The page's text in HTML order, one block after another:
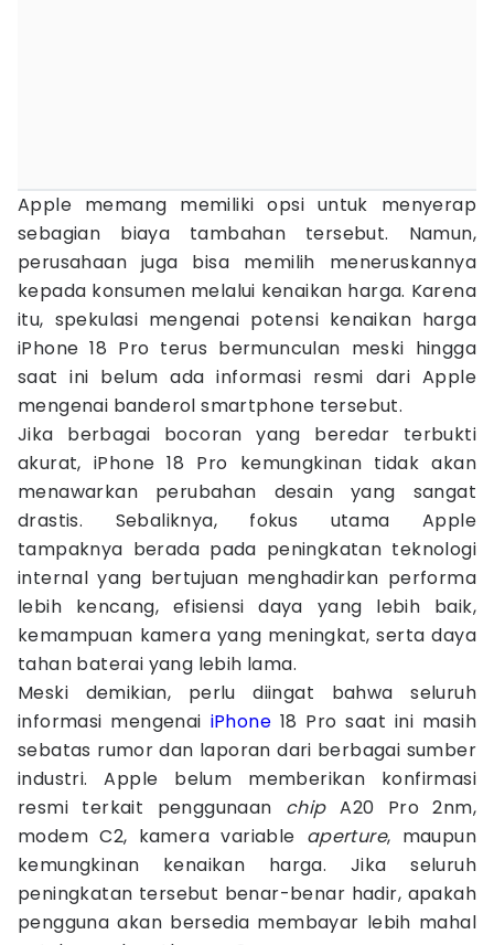
Apple memang memiliki opsi untuk menyerap
sebagian biaya tambahan tersebut. Namun,
perusahaan juga bisa memilih meneruskannya
kepada konsumen melalui kenaikan harga. Karena
itu, spekulasi mengenai potensi kenaikan harga
iPhone 18 Pro terus bermunculan meski hingga
saat ini belum ada informasi resmi dari Apple
mengenai banderol smartphone tersebut.
Jika berbagai bocoran yang beredar terbukti
akurat, iPhone 18 Pro kemungkinan tidak akan
menawarkan perubahan desain yang sangat
drastis. Sebaliknya, fokus utama Apple
tampaknya berada pada peningkatan teknologi
internal yang bertujuan menghadirkan performa
lebih kencang, efisiensi daya yang lebih baik,
kemampuan kamera yang meningkat, serta daya
tahan baterai yang lebih lama.
Meski demikian, perlu diingat bahwa seluruh
informasi mengenai iPhone18 Pro saat ini masih
sebatas rumor dan laporan dari berbagai sumber
industri. Apple belum memberikan konfirmasi
resmi terkait penggunaan chipA20 Pro 2nm,
modem C2, kamera variable aperture, maupun
kemungkinan kenaikan harga. Jika seluruh
peningkatan tersebut benar-benar hadir, apakah
pengguna akan bersedia membayar lebih mahal